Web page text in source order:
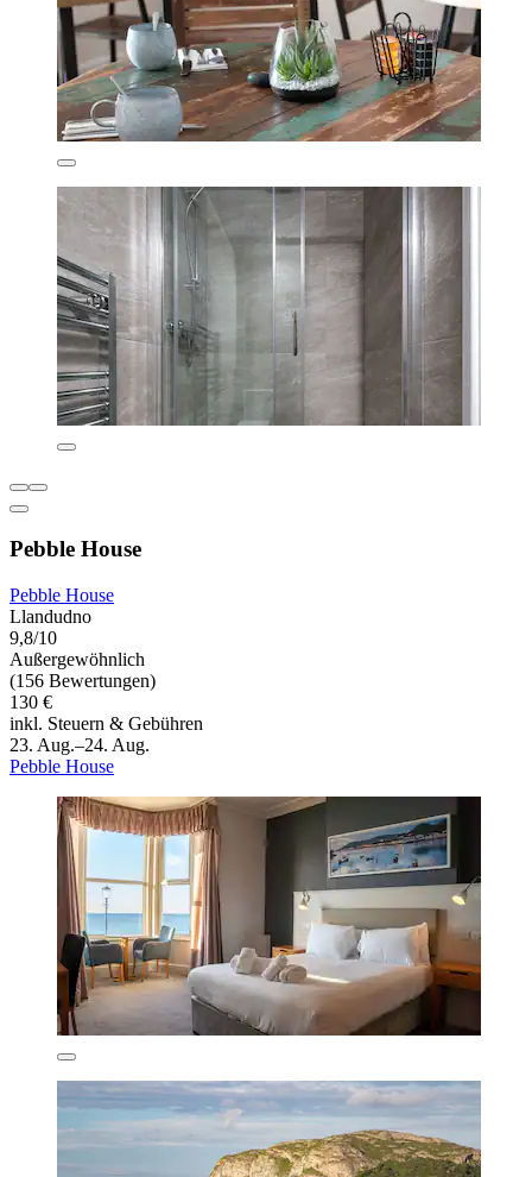
Pebble House
Pebble House
Llandudno
9,8/10
Außergewöhnlich
(156 Bewertungen)
130 €
inkl. Steuern & Gebühren
23. Aug.–24. Aug.
Pebble House